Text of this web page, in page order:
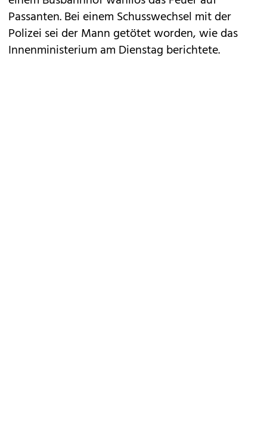
Passanten. Bei einem Schusswechsel mit der
Polizei sei der Mann getötet worden, wie das
Innenministerium am Dienstag berichtete.